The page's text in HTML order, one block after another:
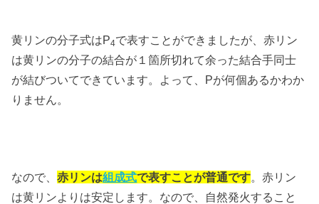
黄リンの分子式はP4で表すことができましたが、赤リン
は黄リンの分子の結合が１箇所切れて余った結合手同士
が結びついてできています。よって、Pが何個あるかわか
りません。
なので、赤リンは組成式で表すことが普通です。赤リン
は黄リンよりは安定します。なので、自然発火すること